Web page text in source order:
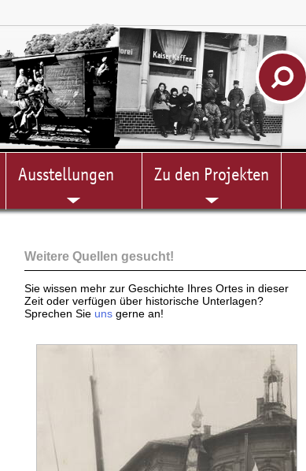
Ausstellungen Zu den Projekten
Weitere Quellen gesucht!
Sie wissen mehr zur Geschichte Ihres Ortes in dieser
Zeit oder verfügen über historische Unterlagen?
Sprechen Sie uns gerne an!